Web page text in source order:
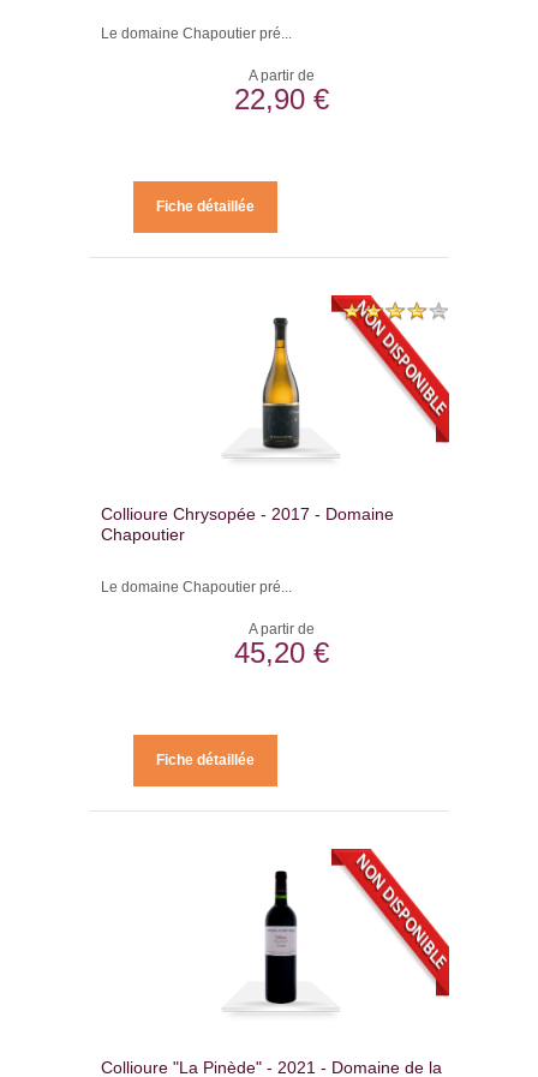
Le domaine Chapoutier pré...
A partir de
22,90 €
Fiche détaillée
Collioure Chrysopée - 2017 - Domaine
Chapoutier
Le domaine Chapoutier pré...
A partir de
45,20 €
Fiche détaillée
Collioure "La Pinède" - 2021 - Domaine de la